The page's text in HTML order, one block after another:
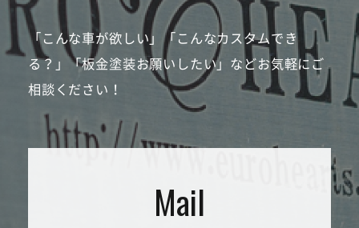
「こんな車が欲しい」「こんなカスタムでき
る？」「板金塗装お願いしたい」などお気軽にご
相談ください！